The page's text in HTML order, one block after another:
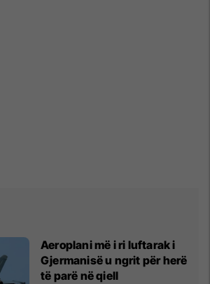
Aeroplani më i ri luftarak i
Gjermanisë u ngrit për herë
të parë në qiell